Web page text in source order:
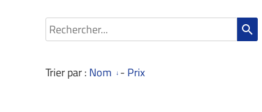
search
Trier par : Nom - Prix